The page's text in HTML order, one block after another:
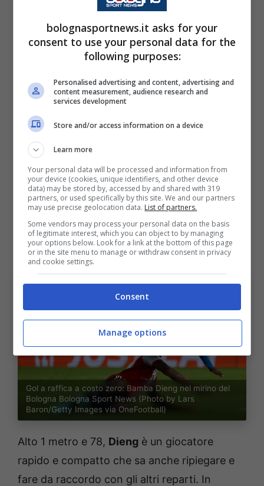
score di 12 gol in 14 partite.
Ligue 1, restando con gli olimpici dal 2020 al
gare giocando prevalentemente da ala
sinistra. Nel 2023/24 ecco la prima stagione
alLorientche per l’annata successiva lo gira
in prestito all’Angers per poi accoglierlo di
nuovo nel 2025/26. Dal 2021 è nella nazionale
senegalese, nel 2022 ha anche conquistato
unaCoppa D’Africacon i leoni.
Gol a raffica a costo zero: Bamba Dieng nel mirino del
Bologna Bologna Sport News (Photo by Lars
Baron/Getty Images via OneFootball)
Alto 1 metro e 78, Dieng è un giocatore
rapido e compatto che sa anche ripiegare e
fare da raccordo con gli altri reparti. In
bolognasportnews.it asks for your
consent to use your personal data for the
following purposes:
Personalised advertising and content, advertising and
content measurement, audience research and
services development
Store and/or access information on a device
Learn more
Your personal data will be processed and information from
your device (cookies, unique identifiers, and other device
data) may be stored by, accessed by and shared with 319
partners, or used specifically by this site. We and our partners
may use precise geolocation data. List of partners.
Some vendors may process your personal data on the basis
of legitimate interest, which you can object to by managing
your options below. Look for a link at the bottom of this page
or in the site menu to manage or withdraw consent in privacy
and cookie settings.
Consent
Manage options